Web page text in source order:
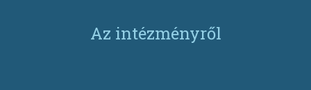
Az intézményről